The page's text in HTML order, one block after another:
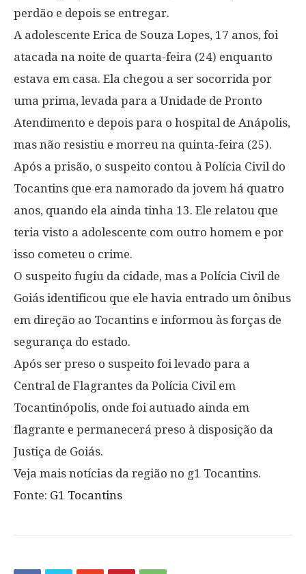
perdão e depois se entregar.
A adolescente Erica de Souza Lopes, 17 anos, foi
atacada na noite de quarta-feira (24) enquanto
estava em casa. Ela chegou a ser socorrida por
uma prima, levada para a Unidade de Pronto
Atendimento e depois para o hospital de Anápolis,
mas não resistiu e morreu na quinta-feira (25).
Após a prisão, o suspeito contou à Polícia Civil do
Tocantins que era namorado da jovem há quatro
anos, quando ela ainda tinha 13. Ele relatou que
teria visto a adolescente com outro homem e por
isso cometeu o crime.
O suspeito fugiu da cidade, mas a Polícia Civil de
Goiás identificou que ele havia entrado um ônibus
em direção ao Tocantins e informou às forças de
segurança do estado.
Após ser preso o suspeito foi levado para a
Central de Flagrantes da Polícia Civil em
Tocantinópolis, onde foi autuado ainda em
flagrante e permanecerá preso à disposição da
Justiça de Goiás.
Veja mais notícias da região no g1 Tocantins.
Fonte: G1 Tocantins